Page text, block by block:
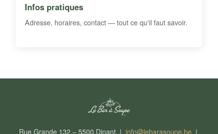
Infos pratiques
Adresse, horaires, contact — tout ce qu'il faut savoir.
Rue Grande 132 – 5500 Dinant | info@lebarasoupe.be|